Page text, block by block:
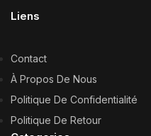
Liens
Contact
À Propos De Nous
Politique De Confidentialité
Politique De Retour